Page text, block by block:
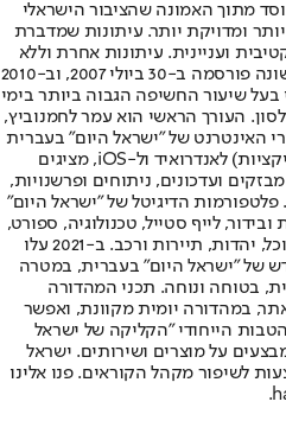
מתוך האמונה שהציבור הישראלי
ומדויקת יותר. עיתונות שמדברת
ועניינית. עיתונות אחרת וללא
תשלום. המהדורה המודפסת הראשונה פורסמה ב-30 ביולי 2007, וב-2010
בעל שיעור החשיפה הגבוה ביותר בימי
העורך הראשי הוא עמר לחמנוביץ,
האינטרנט של "ישראל היום" בעברית
ובאנגלית, כמו כן היישומונים (אפליקציות) לאנדרואיד ול-iOS, מציגים
ועדכונים, ניתוחים ופרשנויות,
פלטפורמות הדיגיטל של "ישראל היום"
לייף סטייל, טכנולוגיה, ספורט,
כלכלה וצרכנות, בריאות, חיילים, אוכל, יהדות, תיירות ורכב. ב-2021 עלו
של "ישראל היום" בעברית, במטרה
בטוחה ונוחה. תכני המהדורה
במהדורה יומית מקוונת, ואפשר
הייחודי "הקליקה של ישראל
על מוצרים ושירותים. ישראל
לשיפור מקהל הקוראים. פנו אלינו